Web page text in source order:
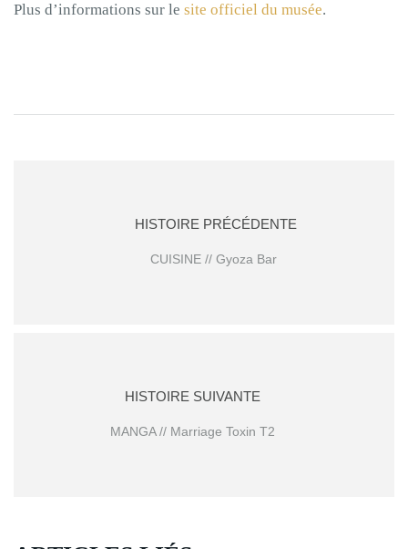
Plus d’informations sur le site officiel du musée.
HISTOIRE PRÉCÉDENTE
CUISINE // Gyoza Bar
HISTOIRE SUIVANTE
MANGA // Marriage Toxin T2